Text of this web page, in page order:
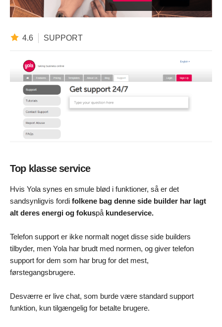
4.6 SUPPORT
Top klasse service
Hvis Yola synes en smule blød i funktioner, så er det
sandsynligvis fordi folkene bag denne side builder har lagt
alt deres energi og fokuspåkundeservice.
Telefon support er ikke normalt noget disse side builders
tilbyder, men Yola har brudt med normen, og giver telefon
support for dem som har brug for det mest,
førstegangsbrugere.
Desværre er live chat, som burde være standard support
funktion, kun tilgængelig for betalte brugere.